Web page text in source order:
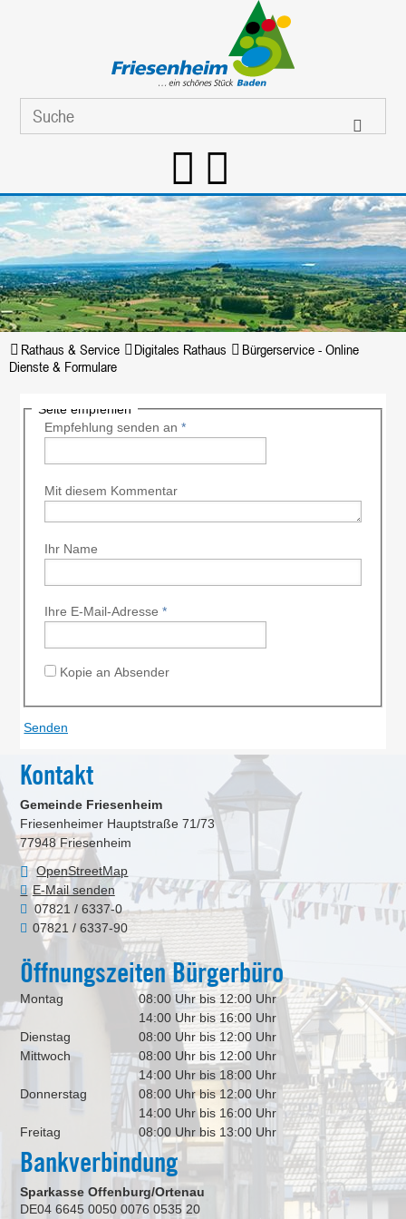
Rathaus & Service Digitales Rathaus
Bürgerservice - Online
Dienste & Formulare
Seite empfehlen
Empfehlung senden an *
Mit diesem Kommentar
Ihr Name
Ihre E-Mail-Adresse *
Kopie an Absender
Kontakt
Gemeinde Friesenheim
Friesenheimer Hauptstraße 71/73
77948 Friesenheim
OpenStreetMap
E-Mail senden
07821 / 6337-0
07821 / 6337-90
Öffnungszeiten Bürgerbüro
Montag
08:00 Uhr bis 12:00 Uhr
14:00 Uhr bis 16:00 Uhr
Dienstag
08:00 Uhr bis 12:00 Uhr
Mittwoch
08:00 Uhr bis 12:00 Uhr
14:00 Uhr bis 18:00 Uhr
Donnerstag
08:00 Uhr bis 12:00 Uhr
14:00 Uhr bis 16:00 Uhr
Freitag
08:00 Uhr bis 13:00 Uhr
Bankverbindung
Sparkasse Offenburg/Ortenau
DE04 6645 0050 0076 0535 20